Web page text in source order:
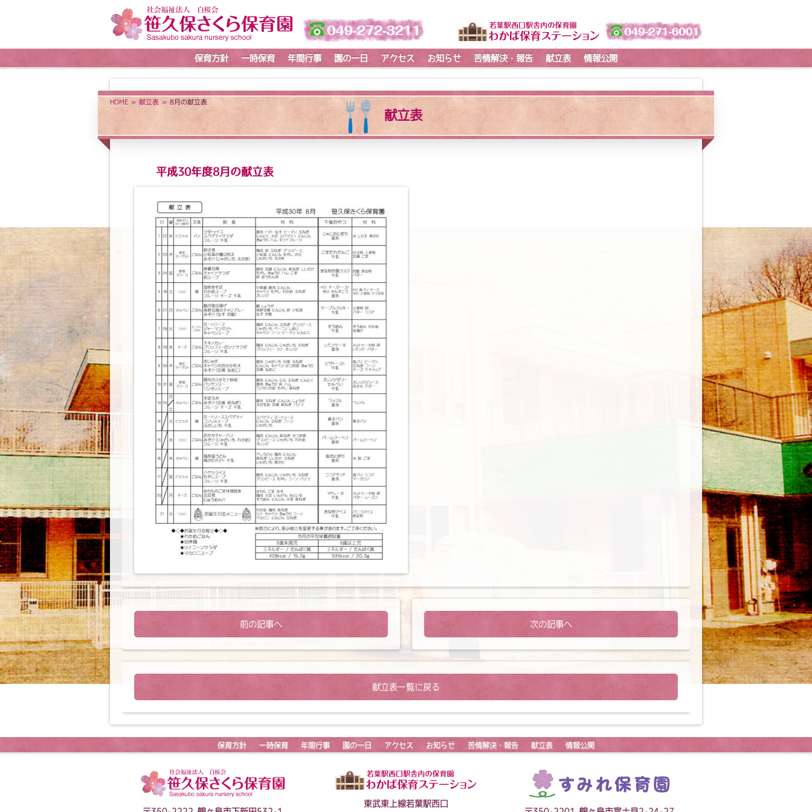
保育方針 一時保育 年間行事 園の一日 アクセス お知らせ 苦情解決・報告 献立表 情報公開
献立表
HOME » 献立表 » 8月の献立表
平成30年度8月の献立表
前の記事へ 次の記事へ
献立表一覧に戻る
保育方針 一時保育 年間行事 園の一日 アクセス お知らせ 苦情解決・報告 献立表 情報公開
東武東上線若葉駅西口